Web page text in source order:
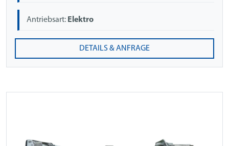
Antriebsart: Elektro
DETAILS & ANFRAGE